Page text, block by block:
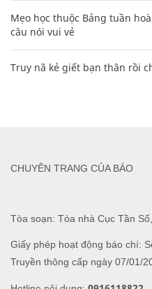
Mẹo học thuộc Bảng tuần
câu nói vui vẻ
Truy nã kẻ giết bạn thân rồi
Tòa soạn: Tòa nhà Cục Tần
Giấy phép hoạt động báo chí:
Truyền thông cấp ngày 07/01/
CHUYÊN TRANG CỦA BÁO